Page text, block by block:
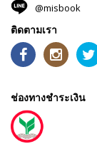
@misbook
ติดตามเรา
ช่องทางชำระเงิน